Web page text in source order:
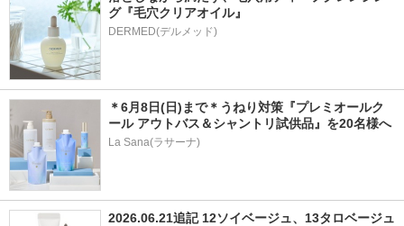
グ『毛穴クリアオイル』
＊6月8日(日)まで＊うねり対策『プレミオールク
ール アウトバス＆シャントリ試供品』を20名様へ
La Sana(ラサーナ)
2026.06.21追記 12ソイベージュ、13タロベージュ